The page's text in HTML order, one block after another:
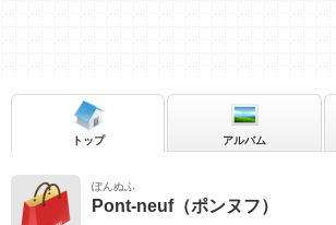
ぽんぬふ
Pont-neuf（ポンヌフ）
トップ アルバム